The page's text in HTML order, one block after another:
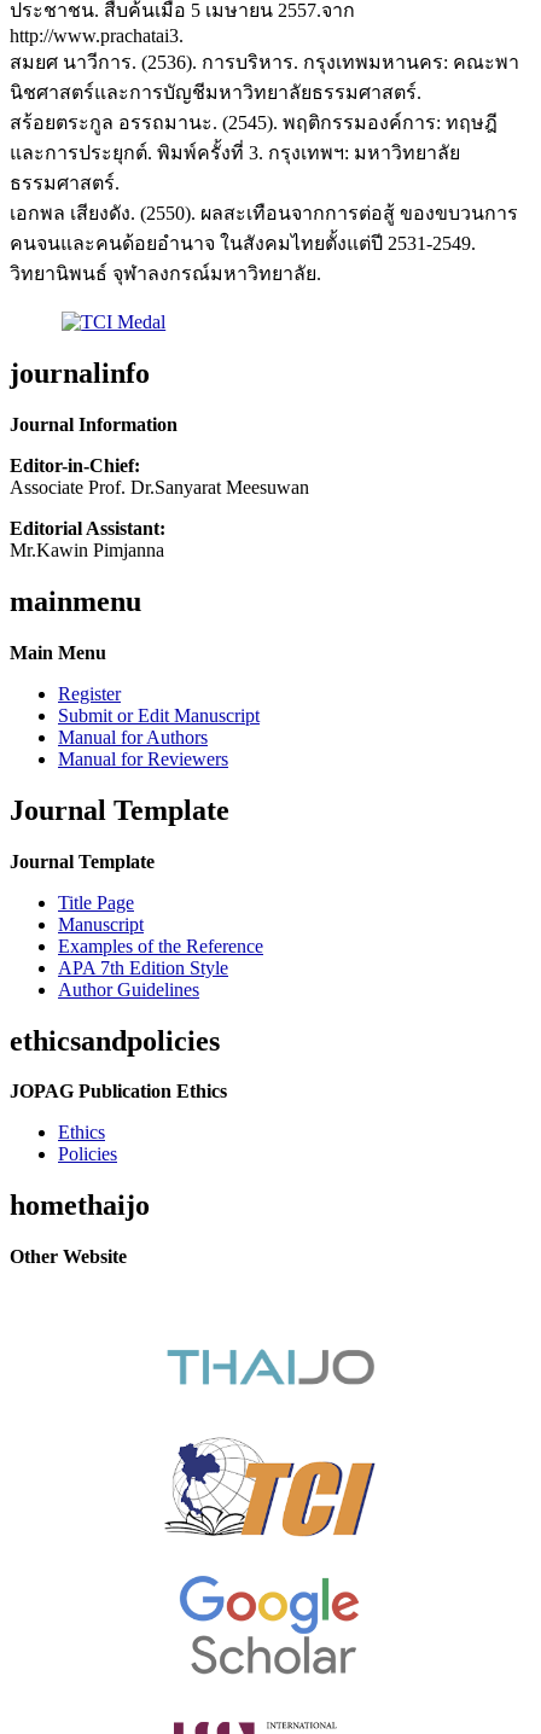
ประชาชน. สืบค้นเมื่อ 5 เมษายน 2557.จาก
http://www.prachatai3.
สมยศ นาวีการ. (2536). การบริหาร. กรุงเทพมหานคร: คณะพา
นิชศาสตร์และการบัญชีมหาวิทยาลัยธรรมศาสตร์.
สร้อยตระกูล อรรถมานะ. (2545). พฤติกรรมองค์การ: ทฤษฎี
และการประยุกต์. พิมพ์ครั้งที่ 3. กรุงเทพฯ: มหาวิทยาลัย
ธรรมศาสตร์.
เอกพล เสียงดัง. (2550). ผลสะเทือนจากการต่อสู้ ของขบวนการ
คนจนและคนด้อยอำนาจ ในสังคมไทยตั้งแต่ปี 2531-2549.
วิทยานิพนธ์ จุฬาลงกรณ์มหาวิทยาลัย.
journalinfo
Journal Information
Editor-in-Chief:
Associate Prof. Dr.Sanyarat Meesuwan
Editorial Assistant:
Mr.Kawin Pimjanna
mainmenu
Main Menu
Register
Submit or Edit Manuscript
Manual for Authors
Manual for Reviewers
Journal Template
Journal Template
Title Page
Manuscript
Examples of the Reference
APA 7th Edition Style
Author Guidelines
ethicsandpolicies
JOPAG Publication Ethics
Ethics
Policies
homethaijo
Other Website